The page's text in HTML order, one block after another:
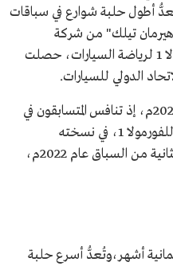
يبلغ طولها 6,174م، وتُعدُّ أطول حلبة شوارع في سباقات
"هيرمان تيلك" من شركة
"تيلكه"، بالشراكة مع شركة فورمولا 1 لرياضة السيارات، حصلت
الدولي للسيارات.
شهدت الحلبة أولى المنافسات عام 2021م، إذ تنافس المتسابقون في
سباق جائزة السعودية الكبرى stc للفورمولا 1، في نسخته
الأولى، وتبع ذلك انطلاق النسخة الثانية من السباق عام 2022م،
أشهر،وتُعدُّ أسرع حلبة